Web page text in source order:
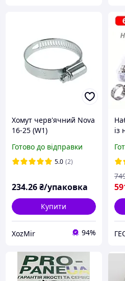
Хомут черв'ячний Nova
16-25 (W1)
Готово до відправки
5.0 (2)
234.26 ₴/упаковка
Купити
ХоzMir 94%
із